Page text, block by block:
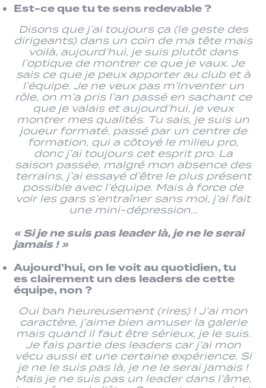
Est-ce que tu te sens redevable ?
Disons que j’ai toujours ça (le geste des
dirigeants) dans un coin de ma tête mais
voilà, aujourd’hui, je suis plutôt dans
l’optique de montrer ce que je vaux. Je
sais ce que je peux apporter au club et à
l’équipe. Je ne veux pas m’inventer un
rôle, on m’a pris l’an passé en sachant ce
que je valais et aujourd’hui, je veux
montrer mes qualités. Tu sais, je suis un
joueur formaté, passé par un centre de
formation, qui a côtoyé le milieu pro,
donc j’ai toujours cet esprit pro. La
saison passée, malgré mon absence des
terrains, j’ai essayé d’être le plus présent
possible avec l’équipe. Mais à force de
voir les gars s’entraîner sans moi, j’ai fait
une mini-dépression…
« Si je ne suis pas leader là, je ne le serai
jamais ! »
Aujourd’hui, on le voit au quotidien, tu
es clairement un des leaders de cette
équipe, non ?
Oui bah heureusement (rires) ! J’ai mon
caractère, j’aime bien amuser la galerie
mais quand il faut être sérieux, je le suis.
Je fais partie des leaders car j’ai mon
vécu aussi et une certaine expérience. Si
je ne le suis pas là, je ne le serai jamais !
Mais je ne suis pas un leader dans l’âme,